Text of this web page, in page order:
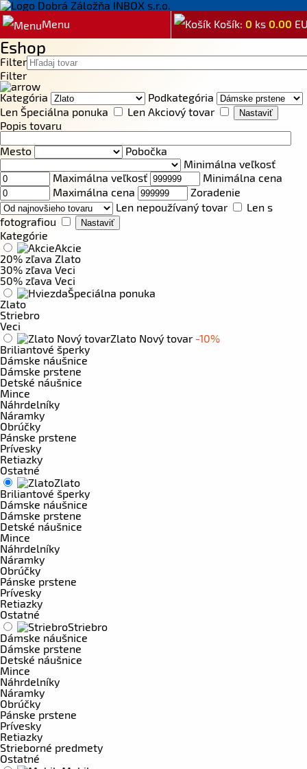
Menu Košík: 0 ks 0.00
Eshop
Filter
Filter
Kategória
Podkategória
Len Špeciálna ponuka
Len Akciový tovar
Popis tovaru
Mesto
Pobočka
Minimálna veľkosť
Maximálna veľkosť
Minimálna cena
Maximálna cena
Zoradenie
Len nepoužívaný tovar
Len s
fotografiou
Kategórie
Akcie
20% zľava Zlato
30% zľava Veci
50% zľava Veci
Špeciálna ponuka
Zlato
Striebro
Veci
Zlato Nový tovar -10%
Briliantové šperky
Dámske náušnice
Dámske prstene
Detské náušnice
Mince
Náhrdelníky
Náramky
Obrúčky
Pánske prstene
Prívesky
Retiazky
Ostatné
Zlato
Briliantové šperky
Dámske náušnice
Dámske prstene
Detské náušnice
Mince
Náhrdelníky
Náramky
Obrúčky
Pánske prstene
Prívesky
Retiazky
Ostatné
Striebro
Dámske náušnice
Dámske prstene
Detské náušnice
Mince
Náhrdelníky
Náramky
Obrúčky
Pánske prstene
Prívesky
Retiazky
Strieborné predmety
Ostatné